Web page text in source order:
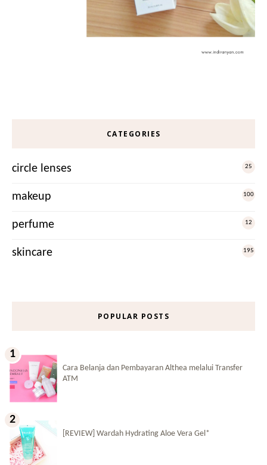
CATEGORIES
circle lenses 25
makeup 100
perfume 12
skincare 195
POPULAR POSTS
Cara Belanja dan Pembayaran Althea melalui Transfer
ATM
[REVIEW] Wardah Hydrating Aloe Vera Gel*